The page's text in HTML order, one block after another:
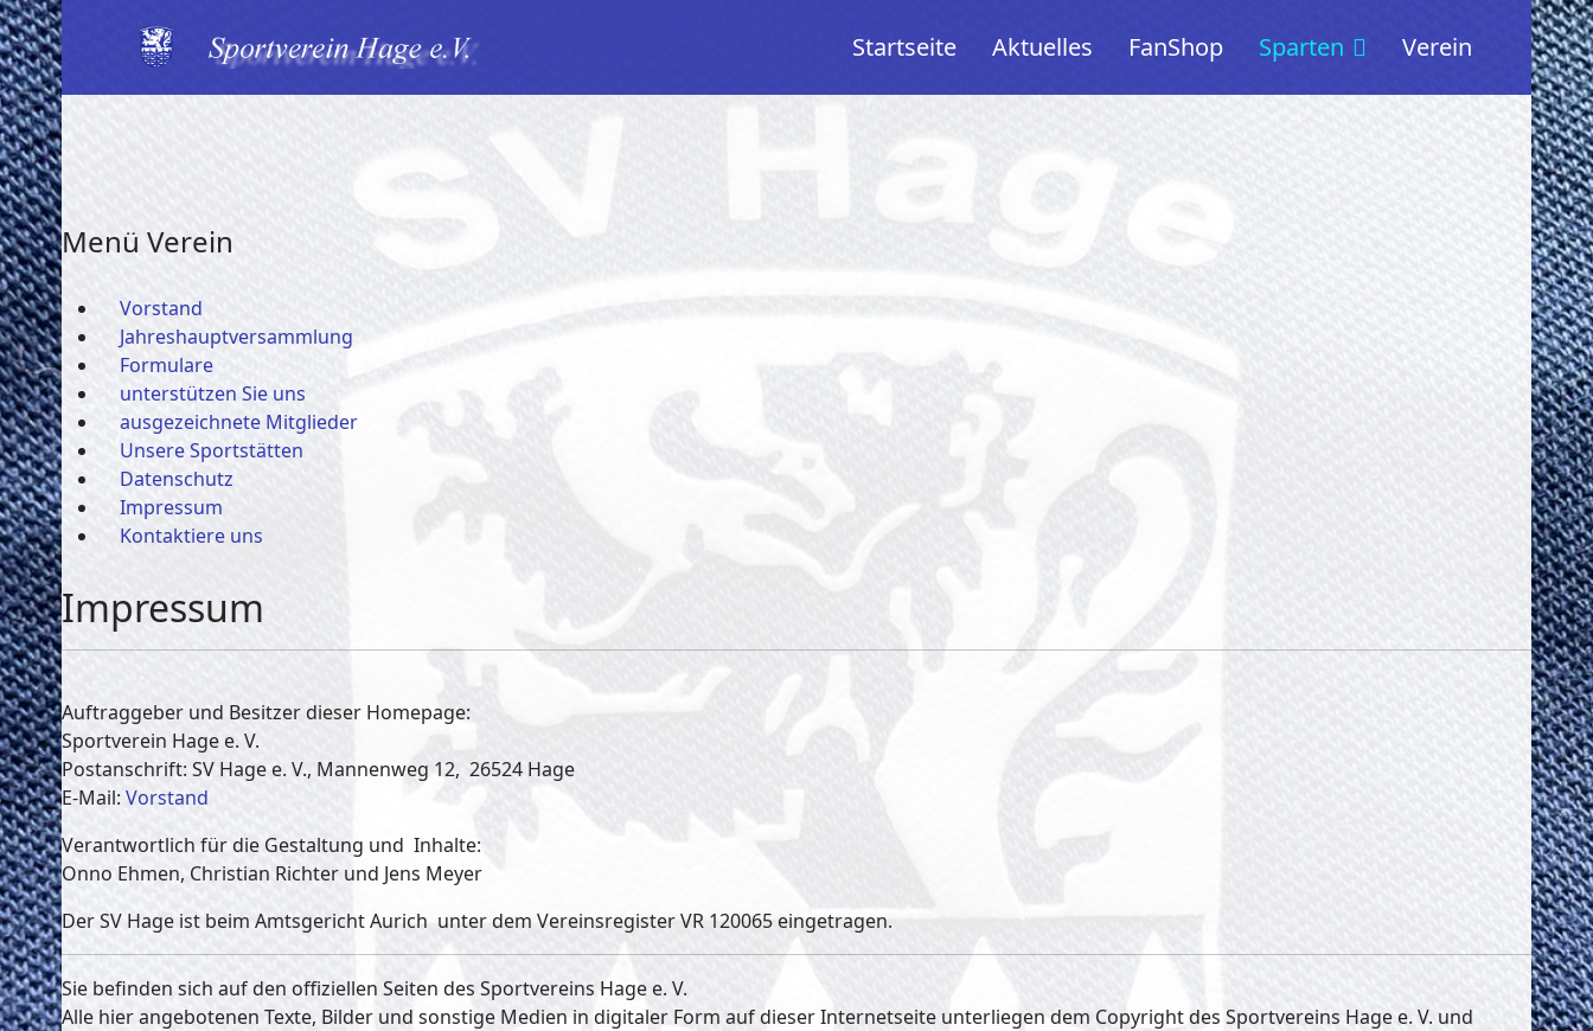
Startseite Aktuelles FanShop Sparten Verein
Menü Verein
Vorstand
Jahreshauptversammlung
Formulare
unterstützen Sie uns
ausgezeichnete Mitglieder
Unsere Sportstätten
Datenschutz
Impressum
Kontaktiere uns
Impressum
Auftraggeber und Besitzer dieser Homepage:
Sportverein Hage e. V.
Postanschrift: SV Hage e. V., Mannenweg 12, 26524 Hage
E-Mail: Vorstand
Verantwortlich für die Gestaltung und Inhalte:
Onno Ehmen, Christian Richter und Jens Meyer
Der SV Hage ist beim Amtsgericht Aurich unter dem Vereinsregister VR 120065 eingetragen.
Sie befinden sich auf den offiziellen Seiten des Sportvereins Hage e. V.
Alle hier angebotenen Texte, Bilder und sonstige Medien in digitaler Form auf dieser Internetseite unterliegen dem Copyright des Sportvereins Hage e. V. und